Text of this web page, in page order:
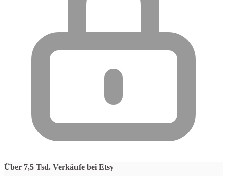
Über 7,5 Tsd. Verkäufe bei Etsy